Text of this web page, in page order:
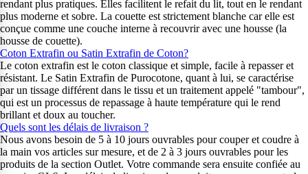
rendant plus pratiques. Elles facilitent le refait du lit, tout en le rendant
plus moderne et sobre. La couette est strictement blanche car elle est
conçue comme une couche interne à recouvrir avec une housse (la
housse de couette).
Coton Extrafin ou Satin Extrafin de Coton?
Le coton extrafin est le coton classique et simple, facile à repasser et
résistant. Le Satin Extrafin de Purocotone, quant à lui, se caractérise
par un tissage différent dans le tissu et un traitement appelé "tambour",
qui est un processus de repassage à haute température qui le rend
brillant et doux au toucher.
Quels sont les délais de livraison ?
Nous avons besoin de 5 à 10 jours ouvrables pour couper et coudre à
la main vos articles sur mesure, et de 2 à 3 jours ouvrables pour les
produits de la section Outlet. Votre commande sera ensuite confiée au